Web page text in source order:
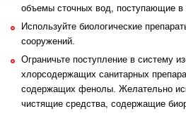
объемы сточных вод, поступающие в
Используйте биологические
сооружений.
Ограничьте поступление в систему
хлорсодержащих санитарных
содержащих фенолы. Желательно
чистящие средства, содержащие